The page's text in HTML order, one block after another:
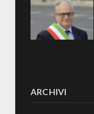
ARCHIVI